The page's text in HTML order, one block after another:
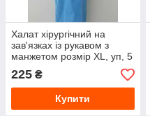
Халат хірургічний на
зав'язках із рукавом з
манжетом розмір XL, уп, 5
225 ₴
Купити